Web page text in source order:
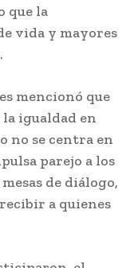
que la
vida y mayores
mencionó que
igualdad en
no se centra en
parejo a los
de diálogo,
a quienes